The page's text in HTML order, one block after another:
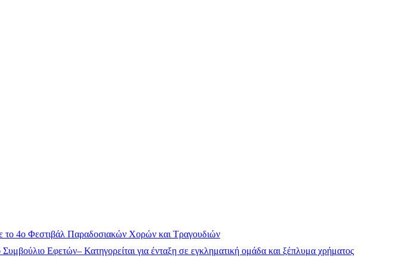
4ο Φεστιβάλ Παραδοσιακών Χορών και Τραγουδιών
Εφετών– Κατηγορείται για ένταξη σε εγκληματική ομάδα και ξέπλυμα χρήματος